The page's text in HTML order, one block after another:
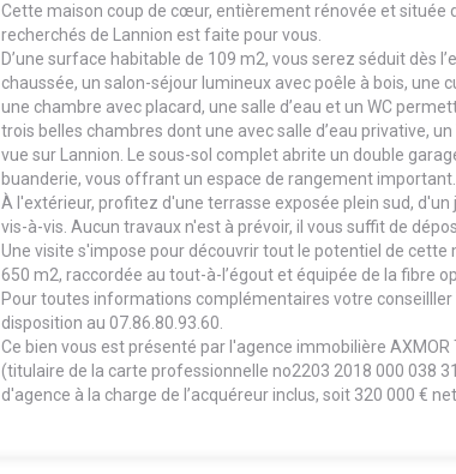
Cette maison coup de cœur, entièrement rénovée et située
recherchés de Lannion est faite pour vous.
D’une surface habitable de 109 m2, vous serez séduit dès
chaussée, un salon-séjour lumineux avec poêle à bois, une
une chambre avec placard, une salle d’eau et un WC
trois belles chambres dont une avec salle d’eau privative,
vue sur Lannion. Le sous-sol complet abrite un double
buanderie, vous offrant un espace de rangement important.
À l'extérieur, profitez d'une terrasse exposée plein sud,
vis-à-vis. Aucun travaux n'est à prévoir, il vous suffit de
Une visite s'impose pour découvrir tout le potentiel de cette
650 m2, raccordée au tout-à-l’égout et équipée de la fibre
Pour toutes informations complémentaires votre conseilller
disposition au 07.86.80.93.60.
Ce bien vous est présenté par l'agence immobilière AXMOR
(titulaire de la carte professionnelle no2203 2018 000 038
d'agence à la charge de l’acquéreur inclus, soit 320 000 €